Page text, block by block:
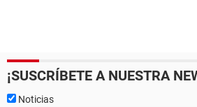
¡SUSCRÍBETE A NUESTRA
Noticias